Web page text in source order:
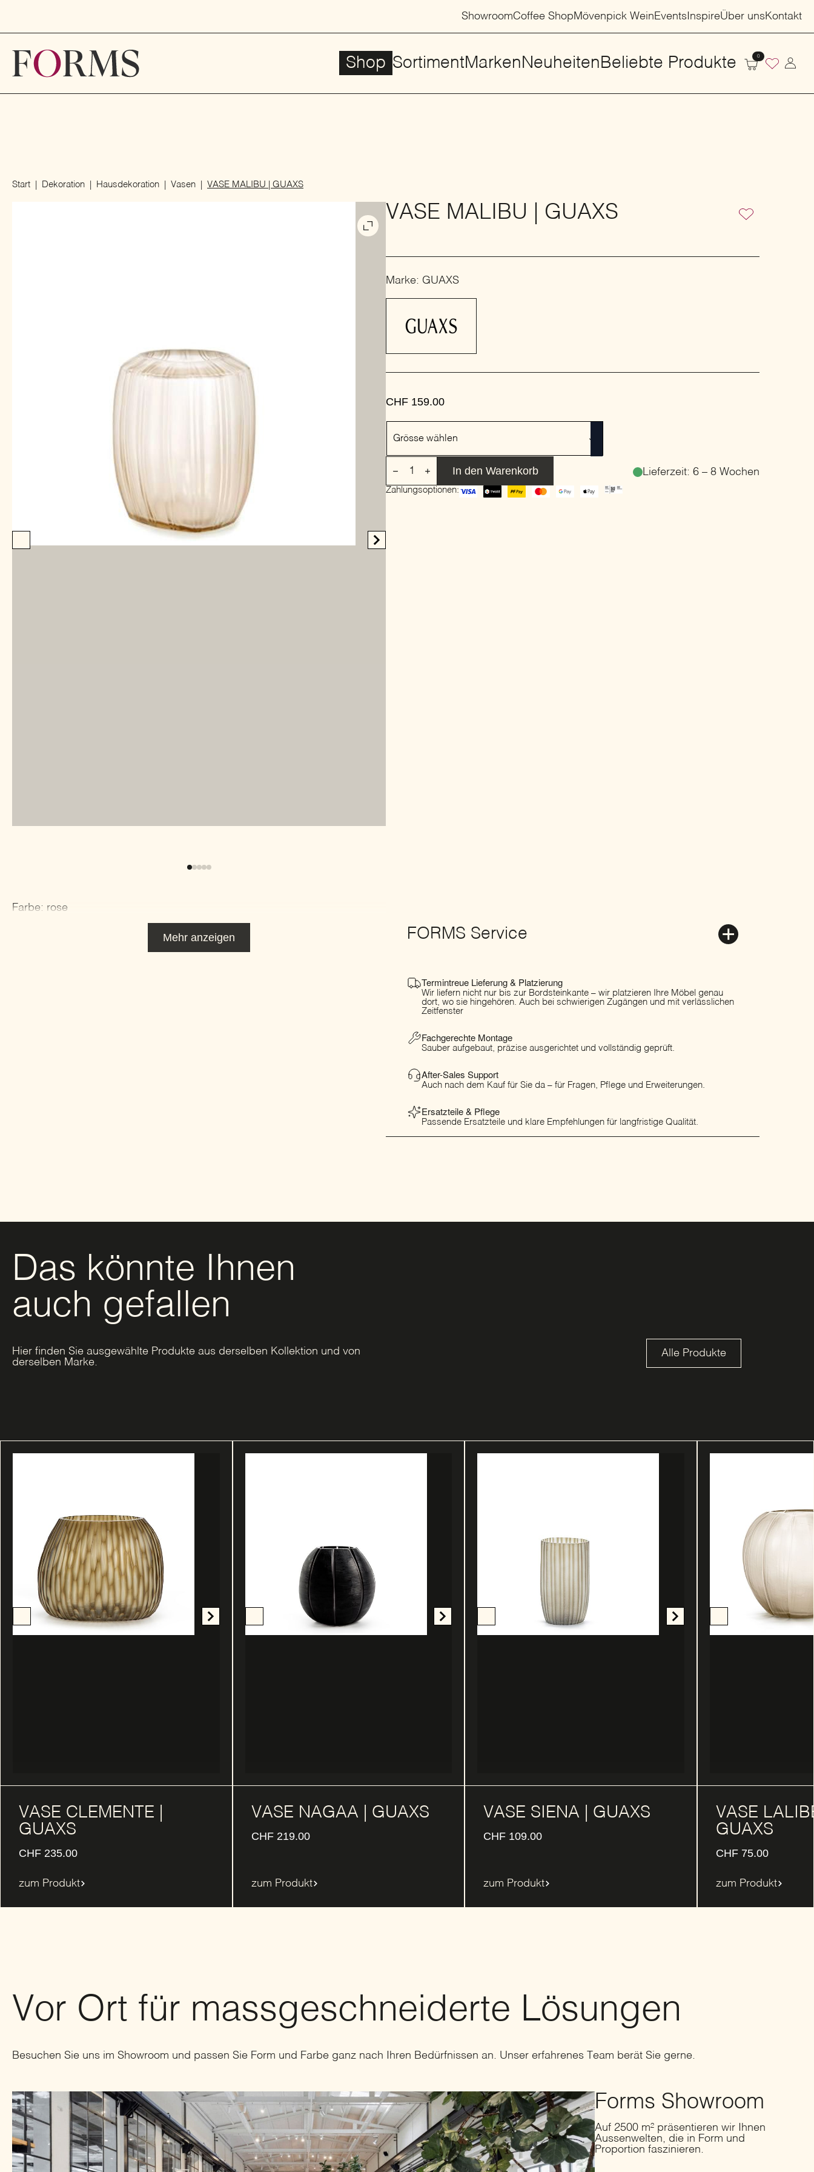
ShowroomCoffee ShopMövenpick WeinEvents InspireÜber unsKontakt
Shop SortimentMarken Neuheiten Beliebte Produkte 0
Start Dekoration Hausdekoration Vasen VASE MALIBU | GUAXS
VASE MALIBU | GUAXS
Marke: GUAXS
CHF 159.00
Grösse
Grösse wählen
MALIBU
|
GUAXS
In den Warenkorb Lieferzeit: 6 – 8 Wochen
Zahlungsoptionen:
Farbe: rose
Mehr anzeigen FORMS Service
Termintreue Lieferung & Platzierung
Wir liefern nicht nur bis zur Bordsteinkante – wir platzieren Ihre Möbel genau
dort, wo sie hingehören. Auch bei schwierigen Zugängen und mit verlässlichen
Zeitfenster
Fachgerechte Montage
Sauber aufgebaut, präzise ausgerichtet und vollständig geprüft.
After-Sales Support
Auch nach dem Kauf für Sie da – für Fragen, Pflege und Erweiterungen.
Ersatzteile & Pflege
Passende Ersatzteile und klare Empfehlungen für langfristige Qualität.
Das könnte Ihnen
auch gefallen
Hier finden Sie ausgewählte Produkte aus derselben Kollektion und von
derselben Marke.
Alle Produkte
VASE CLEMENTE |
GUAXS
CHF 235.00
zum Produkt
VASE NAGAA | GUAXS
CHF219.00
zum Produkt
VASE SIENA | GUAXS
CHF 109.00
zum Produkt
VASE
GUAXS
CHF 75.00
zum Produkt
Vor Ort für massgeschneiderte Lösungen
Besuchen Sie uns im Showroom und passen Sie Form und Farbe ganz nach Ihren Bedürfnissen an. Unser erfahrenes Team berät Sie gerne.
Forms Showroom
Auf 2500 m² präsentieren wir Ihnen
Aussenwelten, die in Form und
Proportion faszinieren.